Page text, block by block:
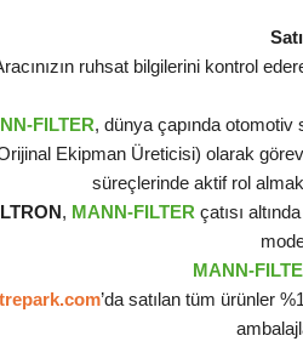
ruhsat bilgilerini kontrol
FILTER, dünya çapında
Ekipman Üreticisi) olarak
süreçlerinde aktif rol
, MANN-FILTER çatısı
MANN-
’da satılan tüm ürünler